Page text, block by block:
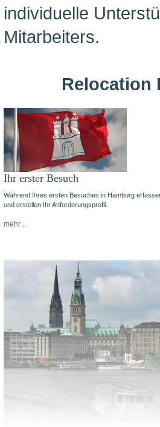
individuelle
Mitarbeiters.
Relocation
Ihr erster Besuch
Während Ihres ersten Besuches in Hamburg
und erstellen Ihr Anforderungsprofil.
mehr ...